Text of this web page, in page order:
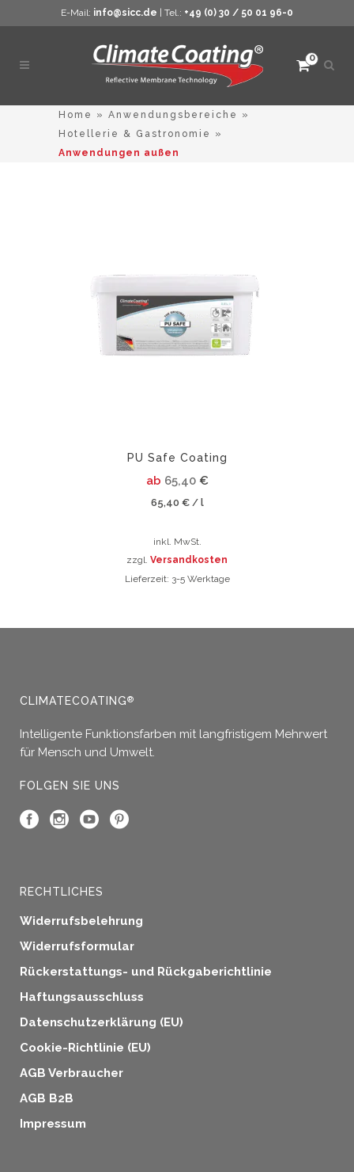
E-Mail: info@sicc.de | Tel.: +49 (0) 30 / 50 01 96-0
0
Home » Anwendungsbereiche
»
Hotellerie & Gastronomie
»
Anwendungen außen
PU Safe Coating
ab 65,40 €
65,40 €/ l
inkl. MwSt.
zzgl. Versandkosten
Lieferzeit: 3-5 Werktage
weist
Die
können
auf
Produktseite
gewählt
werden
CLIMATECOATING®
Intelligente Funktionsfarben mit langfristigem Mehrwert
für Mensch und Umwelt.
FOLGEN SIE UNS
RECHTLICHES
Widerrufsbelehrung
Widerrufsformular
Rückerstattungs- und Rückgaberichtlinie
Haftungsausschluss
Datenschutzerklärung (EU)
Cookie-Richtlinie (EU)
AGB Verbraucher
AGB B2B
Impressum